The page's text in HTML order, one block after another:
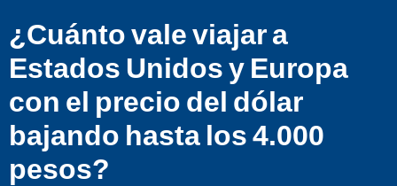
¿Cuánto vale viajar a
Estados Unidos y Europa
con el precio del dólar
bajando hasta los 4.000
pesos?